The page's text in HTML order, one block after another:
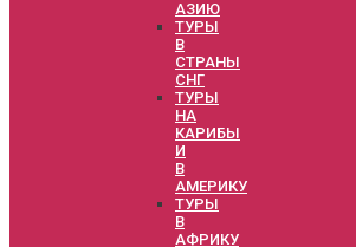
АЗИЮ
ТУРЫ
В
СТРАНЫ
СНГ
ТУРЫ
НА
КАРИБЫ
И
В
АМЕРИКУ
ТУРЫ
В
АФРИКУ